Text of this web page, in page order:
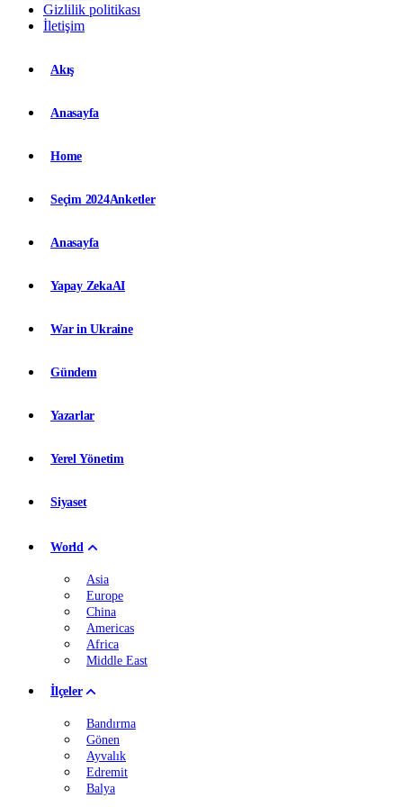
Gizlilik politikası
İletişim
Akış
Anasayfa
Home
Seçim 2024Anketler
Anasayfa
Yapay ZekaAI
War in Ukraine
Gündem
Yazarlar
Yerel Yönetim
Siyaset
World
Asia
Europe
China
Americas
Africa
Middle East
İlçeler
Bandırma
Gönen
Ayvalık
Edremit
Balya